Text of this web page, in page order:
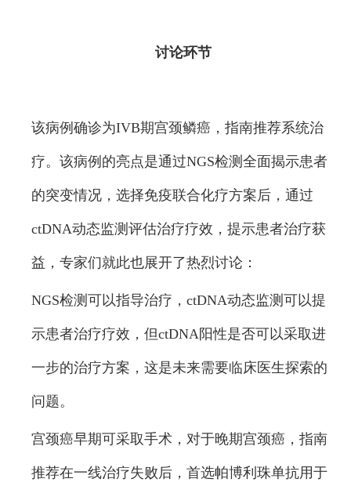
讨论环节
该病例确诊为IVB期宫颈鳞癌，指南推荐系统治
疗。该病例的亮点是通过NGS检测全面揭示患者
的突变情况，选择免疫联合化疗方案后，通过
ctDNA动态监测评估治疗疗效，提示患者治疗获
益，专家们就此也展开了热烈讨论：
NGS检测可以指导治疗，ctDNA动态监测可以提
示患者治疗疗效，但ctDNA阳性是否可以采取进
一步的治疗方案，这是未来需要临床医生探索的
问题。
宫颈癌早期可采取手术，对于晚期宫颈癌，指南
推荐在一线治疗失败后，首选帕博利珠单抗用于